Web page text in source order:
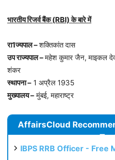
भारतीय रिजर्व बैंक (RBI) के बारे में
रा1ज्यपाल –शक्तिकांत दास
उप राज्यपाल –महेश कुमार जैन, माइकल
शंकर
स्थापना – 1 अप्रैल 1935
मुख्यालय –मुंबई, महाराष्ट्र
AffairsCloud
IBPS RRB Officer - Free